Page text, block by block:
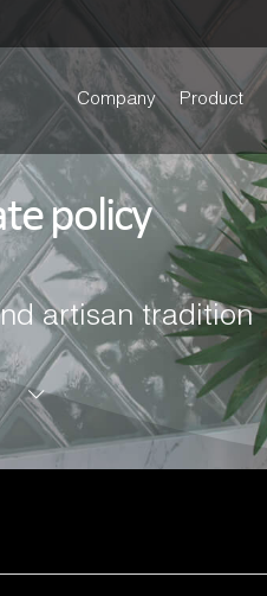
Company Product
policy
artisan tradition